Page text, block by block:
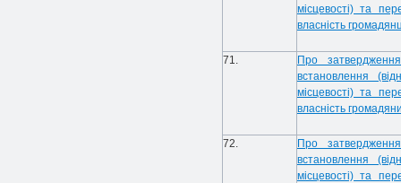
місцевості) та
власність
71.
Про
встановлення
місцевості) та
власність
72.
Про
встановлення
місцевості) та